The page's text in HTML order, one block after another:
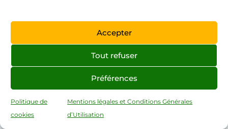
Accepter
Tout refuser
Préférences
Politique de
cookies
Mentions légales et Conditions Générales
d’Utilisation